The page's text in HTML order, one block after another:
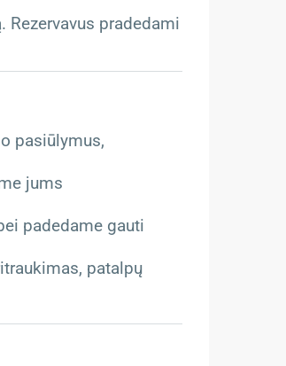
pradedami
pasiūlymus,
jums
padedame gauti
patalpų